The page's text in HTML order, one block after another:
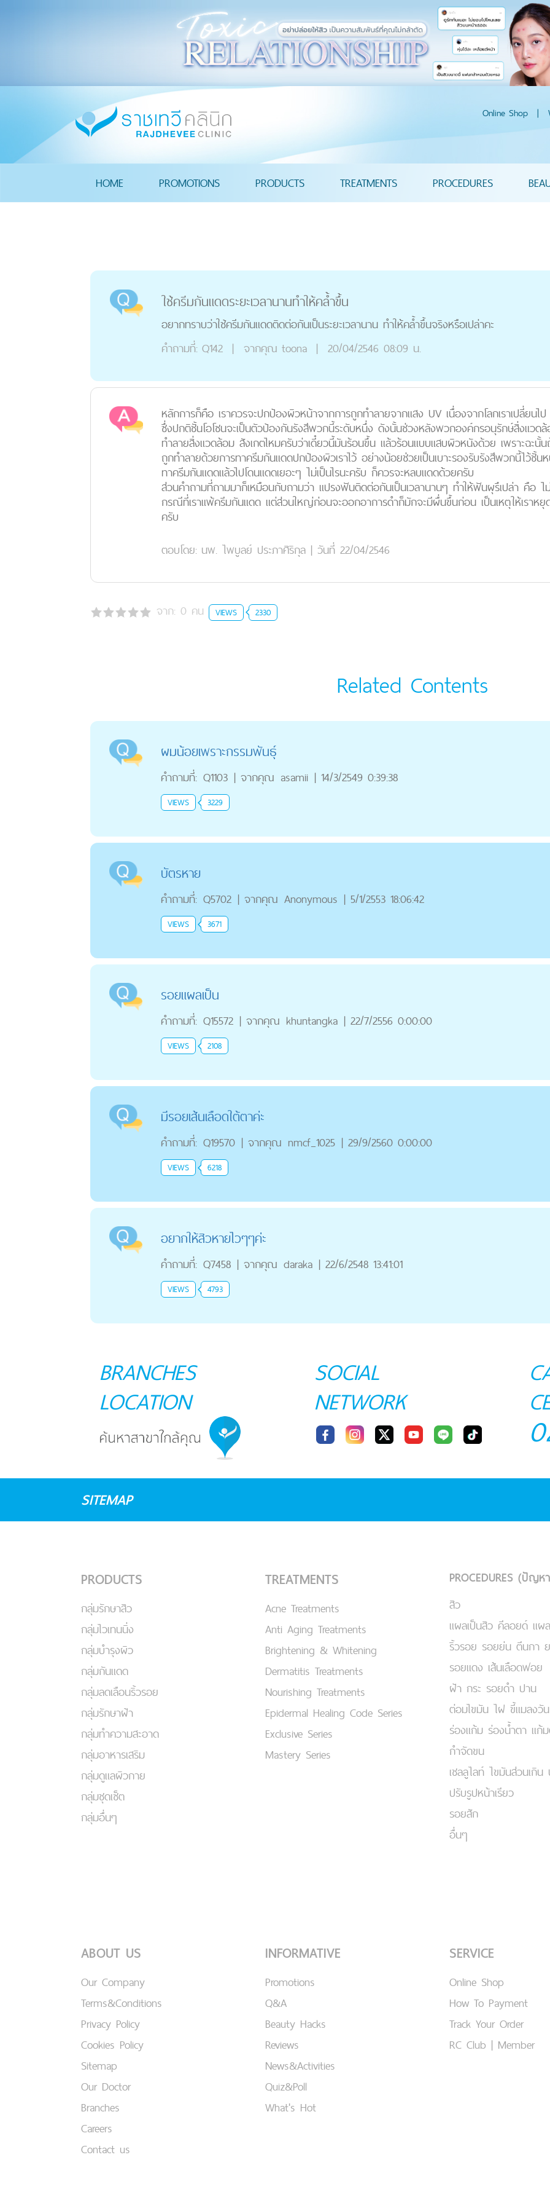
Online Shop |
HOME PROMOTIONS PRODUCTS TREATMENTS PROCEDURES
ใช้ครีมกันแดดระยะเวลานานทำให้คล้ำขึ้น
อยากทราบว่าใช้ครีมกันแดดติดต่อกันเป็นระยะเวลานาน ทำให้คล้ำขึ้นจริงหรือเปล่าคะ
คำถามที่: Q142 | จากคุณ toona | 20/04/2546 08:09 น.
หลักการก็คือ เราควรจะปกป้องผิวหน้าจากการถูกทำลายจากแสง UV เนื่องจากโลกเราเปลี่ยน
ซึ่งปกติชั้นโอโซนจะเป็นตัวป้องกันรังสีพวกนี้ระดับหนึ่ง ดังนั้นช่วงหลังพวกองค์กรอนุรักษ์สิ่งแว
ทำลายสิ่งแวดล้อม สังเกตไหมครับว่าเดี๋ยวนี้มันร้อนขึ้น แล้วร้อนแบบแสบผิวหนังด้วย เพราะฉะนั้นถ้
ถูกทำลายด้วยการทาครีมกันแดดปกป้องผิวเราไว้ อย่างน้อยช่วยเป็นเบาะรองรับรังสีพวกนี้ไว้ชั้
ทาครีมกันแดดแล้วไปโดนแดดเยอะๆ ไม่เป็นไรนะครับ ก็ควรจะหลบแดดด้วยครับ
ส่วนคำถามที่ถามมาก็เหมือนกับถามว่า แปรงฟันติดต่อกันเป็นเวลานานๆ ทำให้ฟันผุรึเปล่า คือ ไ
กรณีที่เราแพ้ครีมกันแดด แต่ส่วนใหญ่ก่อนจะออกอาการดำก็มักจะมีผื่นขึ้นก่อน เป็นเหตุให้เราหยุ
ครับ
ตอบโดย: นพ. ไพบูลย์ ประภาศิริกุล | วันที่ 22/04/2546
จาก: 0 คน VIEWS 2330
Related Contents
ผมน้อยเพราะกรรมพันธุ์
คำถามที่: Q1103 | จากคุณ asamii | 14/3/2549 0:39:38
VIEWS 3229
บัตรหาย
คำถามที่: Q5702 | จากคุณ Anonymous | 5/1/2553 18:06:42
VIEWS 3671
รอยแผลเป็น
คำถามที่: Q15572 | จากคุณ khuntangka | 22/7/2556 0:00:00
VIEWS 2108
มีรอยเส้นเลือดใต้ตาค่ะ
คำถามที่: Q19570 | จากคุณ nmcf_1025 | 29/9/2560 0:00:00
VIEWS 6218
อยากให้สิวหายไวๆๆค่ะ
คำถามที่: Q7458 | จากคุณ daraka | 22/6/2548 13:41:01
VIEWS 4793
BRANCHES
LOCATION
SOCIAL
NETWORK
SITEMAP
PRODUCTS
กลุ่มรักษาสิว
กลุ่มไวเทนนิ่ง
กลุ่มบำรุงผิว
กลุ่มกันแดด
กลุ่มลดเลือนริ้วรอย
กลุ่มรักษาฝ้า
กลุ่มทำความสะอาด
กลุ่มอาหารเสริม
กลุ่มดูแลผิวกาย
กลุ่มชุดเซ็ต
กลุ่มอื่นๆ
TREATMENTS
Acne Treatments
Anti Aging Treatments
Brightening & Whitening
Dermatitis Treatments
Nourishing Treatments
Epidermal Healing Code Series
Exclusive Series
Mastery Series
PROCEDURES (ปัญห
สิว
แผลเป็นสิว คีลอยด์ แผ
ริ้วรอย รอยย่น ตีนกา
รอยแดง เส้นเลือดฟอย
ฝ้า กระ รอยดำ ปาน
ต่อมไขมัน ไฝ ขี้แมลงวั
ร่องแก้ม ร่องน้ำตา แก้
กำจัดขน
เชลลูไลท์ ไขมันส่วนเกิน
ปรับรูปหน้าเรียว
รอยสัก
อื่นๆ
ABOUT US
Our Company
Terms&Conditions
Privacy Policy
Cookies Policy
Sitemap
Our Doctor
Branches
Careers
Contact us
INFORMATIVE
Promotions
Q&A
Beauty Hacks
Reviews
News&Activities
Quiz&Poll
What's Hot
SERVICE
Online Shop
How To Payment
Track Your Order
RC Club | Member